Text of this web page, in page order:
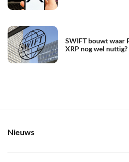
SWIFT bouwt waar
XRP nog wel nuttig?
Nieuws